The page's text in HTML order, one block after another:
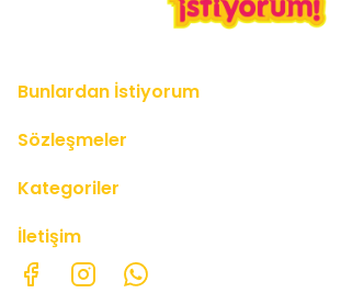
Bunlardan İstiyorum
Sözleşmeler
Kategoriler
İletişim